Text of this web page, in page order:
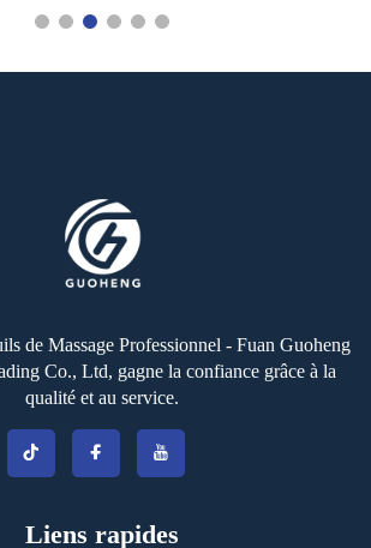
de Massage Professionnel - Fuan Guoheng
Co., Ltd, gagne la confiance grâce à la
qualité et au service.
Liens rapides